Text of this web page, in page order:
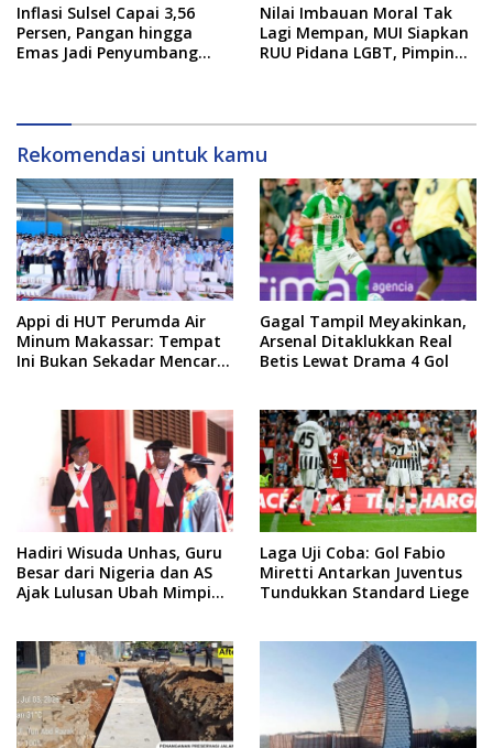
Inflasi Sulsel Capai 3,56
Persen, Pangan hingga
Emas Jadi Penyumbang
Nilai Imbauan Moral Tak
Lagi Mempan, MUI Siapkan
RUU Pidana LGBT, Pimpinan
Rekomendasi untuk kamu
Appi di HUT Perumda Air
Minum Makassar: Tempat
Ini Bukan Sekadar Mencari
Gagal Tampil Meyakinkan,
Arsenal Ditaklukkan Real
Betis Lewat Drama 4 Gol
Hadiri Wisuda Unhas, Guru
Besar dari Nigeria dan AS
Ajak Lulusan Ubah Mimpi
Laga Uji Coba: Gol Fabio
Miretti Antarkan Juventus
Tundukkan Standard Liege